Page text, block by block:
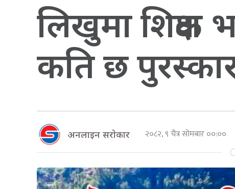
लिखुमा शिक्षक
कति छ
अनलाइन सराेकार २०८२, ९ चैत्र सोमबार ००:००